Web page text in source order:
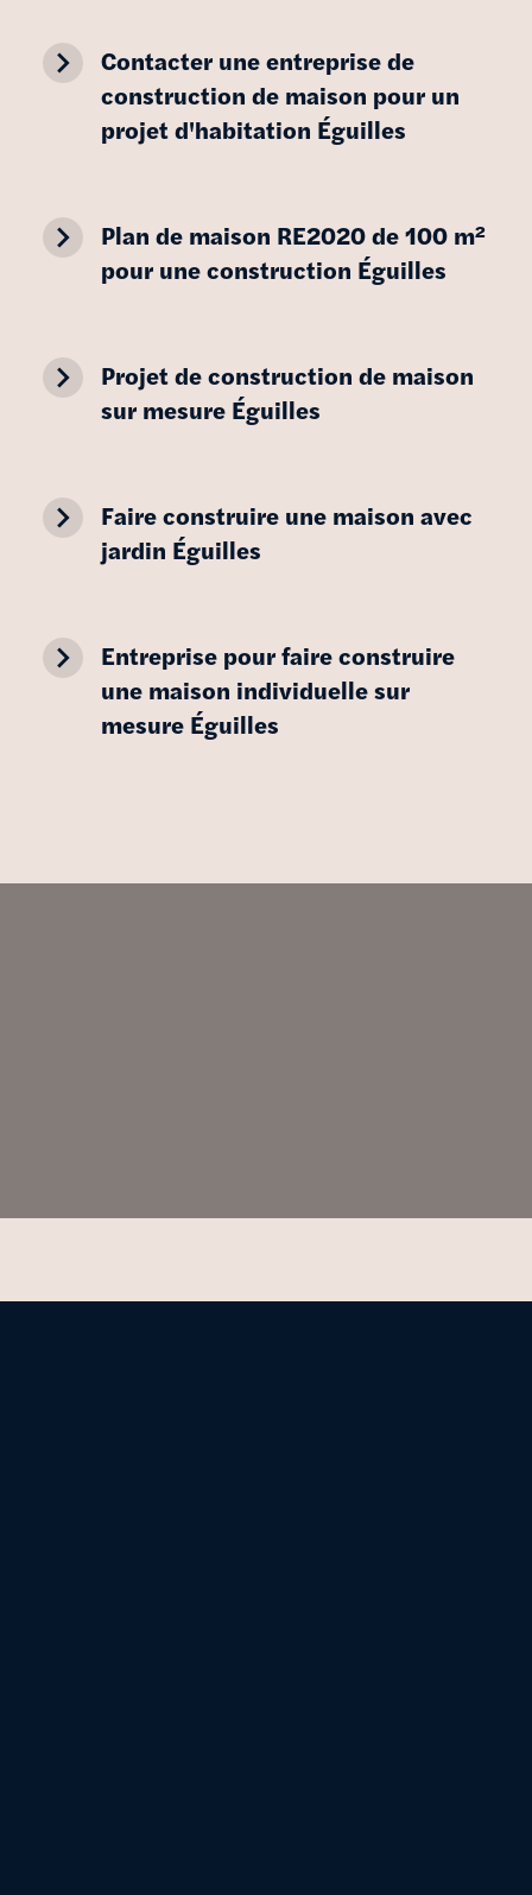
navigate_next Contacter une entreprise de
construction de maison pour un
projet d'habitation Éguilles
navigate_next Plan de maison RE2020 de 100 m²
pour une construction Éguilles
navigate_next Projet de construction de maison
sur mesure Éguilles
navigate_next Faire construire une maison avec
jardin Éguilles
navigate_next Entreprise pour faire construire
une maison individuelle sur
mesure Éguilles